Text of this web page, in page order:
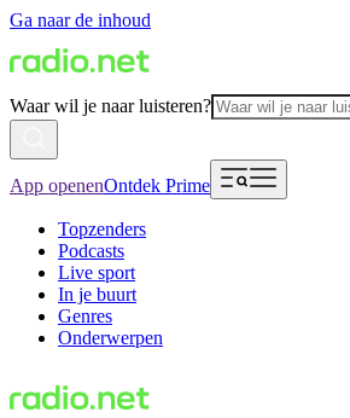
Ga naar de inhoud
Waar wil je naar luisteren?
App openenOntdek Prime
Topzenders
Podcasts
Live sport
In je buurt
Genres
Onderwerpen